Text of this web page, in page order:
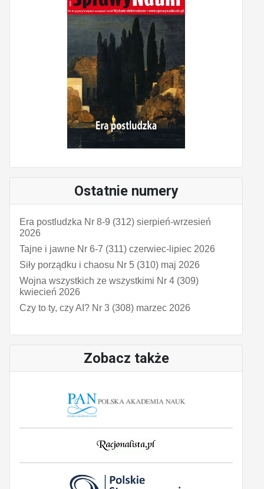
Ostatnie numery
Era postludzka Nr 8-9 (312) sierpień-wrzesień
2026
Tajne i jawne Nr 6-7 (311) czerwiec-lipiec 2026
Siły porządku i chaosu Nr 5 (310) maj 2026
Wojna wszystkich ze wszystkimi Nr 4 (309)
kwiecień 2026
Czy to ty, czy AI? Nr 3 (308) marzec 2026
Zobacz także